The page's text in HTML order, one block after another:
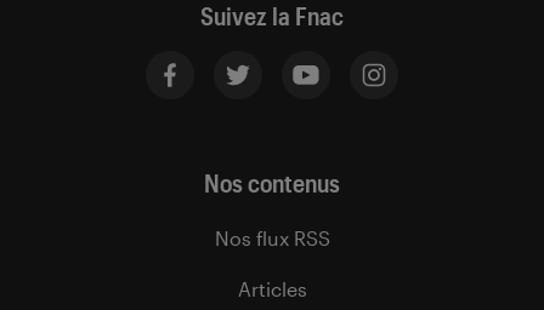
Suivez la Fnac
Nos contenus
Nos flux RSS
Articles